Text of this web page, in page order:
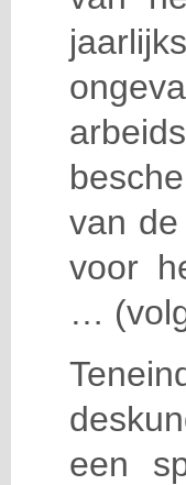
van
voor
…
een